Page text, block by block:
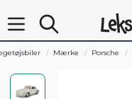
Mærke Porsche